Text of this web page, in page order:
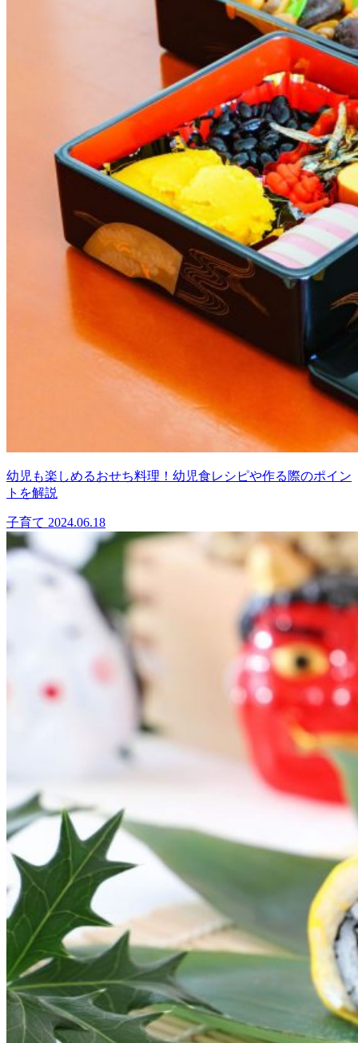
幼児も楽しめるおせち料理！幼児食レシピや作る際のポイン
トを解説
子育て 2024.06.18